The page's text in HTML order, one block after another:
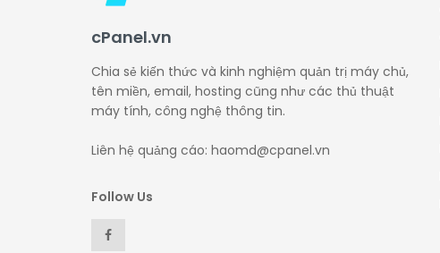
cPanel.vn
Chia sẻ kiến thức và kinh nghiệm quản trị máy chủ,
tên miền, email, hosting cũng như các thủ thuật
máy tính, công nghệ thông tin.
Liên hệ quảng cáo: haomd@cpanel.vn
Follow Us